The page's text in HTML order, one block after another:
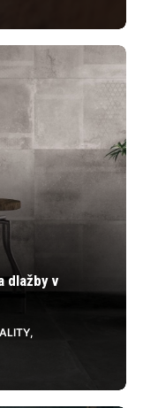
dlažby v
,